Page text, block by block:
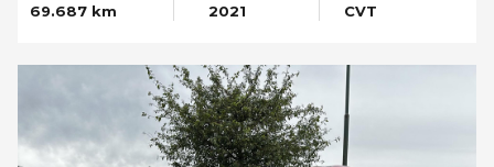
69.687 km
2021
CVT